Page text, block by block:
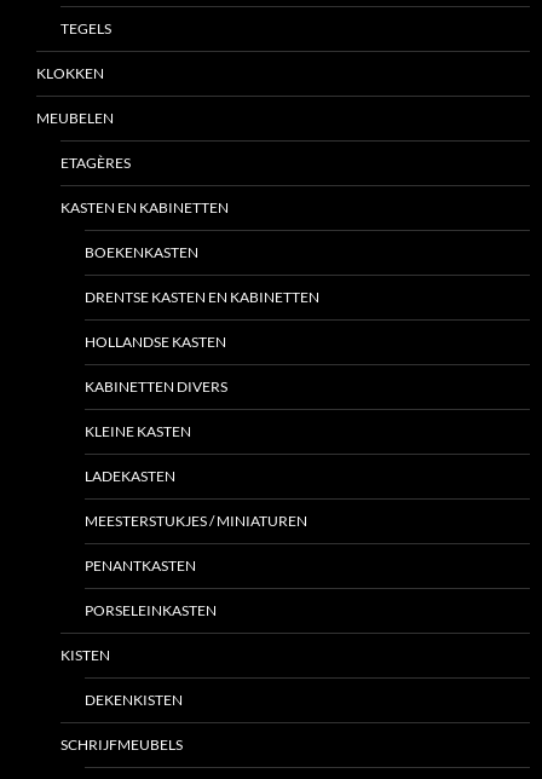
TEGELS
KLOKKEN
MEUBELEN
ETAGÈRES
KASTEN EN KABINETTEN
BOEKENKASTEN
DRENTSE KASTEN EN KABINETTEN
HOLLANDSE KASTEN
KABINETTEN DIVERS
KLEINE KASTEN
LADEKASTEN
MEESTERSTUKJES / MINIATUREN
PENANTKASTEN
PORSELEINKASTEN
KISTEN
DEKENKISTEN
SCHRIJFMEUBELS